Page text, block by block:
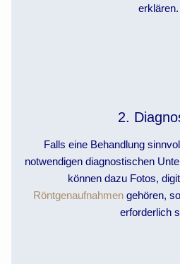
erklären.
2.
Falls eine Behandlung
notwendigen diagnostischen
können dazu Fotos,
Röntgenaufnahmengehören,
erforderlich